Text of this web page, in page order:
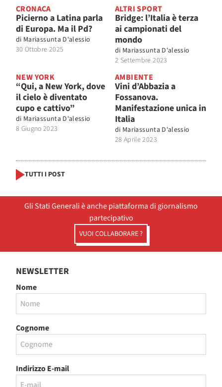
CRONACA
Picierno a Latina parla
di Europa. Ma il Pd?
di Mariassunta D'alessio
30 Ottobre 2025
ALTRI SPORT
Bridge: l’Italia è terza
ai campionati del
mondo
di Mariassunta D'alessio
2 Settembre 2023
NEW YORK
“Qui, a New York, dove
il cielo è diventato
cupo e cattivo”
di Mariassunta D'alessio
8 Giugno 2023
AMBIENTE
Vini d’Abbazia a
Fossanova.
Manifestazione unica in
Italia
di Mariassunta D'alessio
28 Aprile 2023
TUTTI I POST
Gli Stati Generali è anche piattaforma di giornalismo
partecipativo
VUOI COLLABORARE ?
NEWSLETTER
Nome
Cognome
Indirizzo E-mail